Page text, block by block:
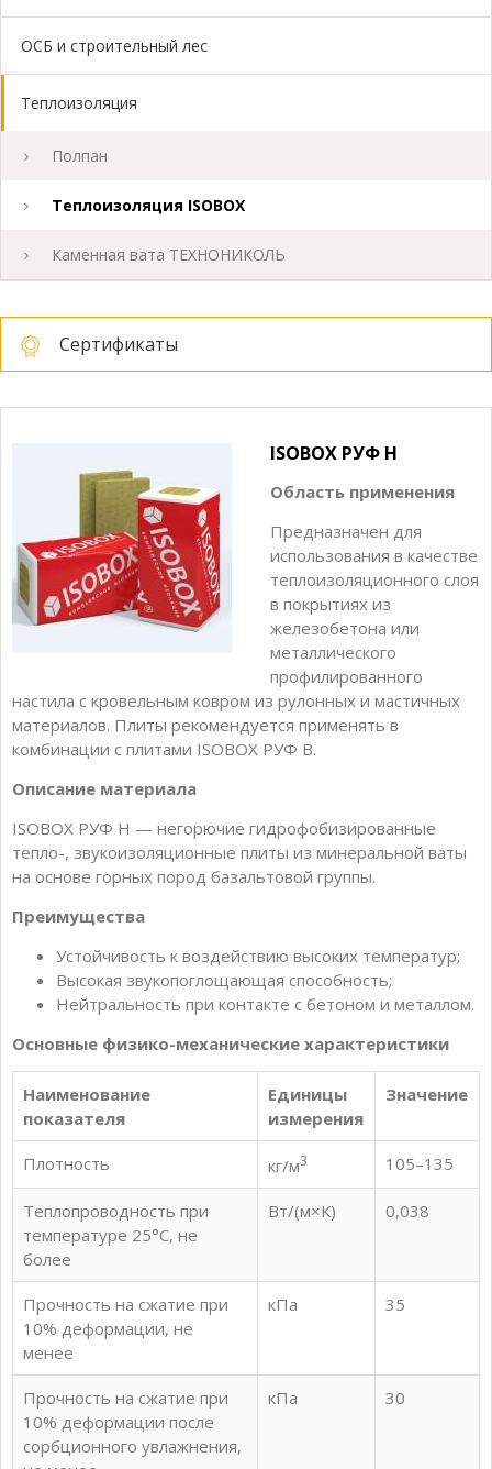
ОСБ и строительный лес
Теплоизоляция
Полпан
Теплоизоляция ISOBOX
Каменная вата ТЕХНОНИКОЛЬ
Сертификаты
ISOBOX РУФ Н
Область применения
Предназначен для
использования в качестве
теплоизоляционного слоя
в покрытиях из
железобетона или
металлического
профилированного
настила с кровельным ковром из рулонных и мастичных
материалов. Плиты рекомендуется применять в
комбинации с плитами ISOBOX РУФ В.
Описание материала
ISOBOX РУФ Н — негорючие гидрофобизированные
тепло-, звукоизоляционные плиты из минеральной ваты
на основе горных пород базальтовой группы.
Преимущества
Устойчивость к воздействию высоких температур;
Высокая звукопоглощающая способность;
Нейтральность при контакте с бетоном и металлом.
Основные физико-механические характеристики
Наименование
показателя
Единицы
измерения
Значение
Плотность кг/м3 105–135
Теплопроводность при
температуре 25°С, не
более
Вт/(м×К) 0,038
Прочность на сжатие при
10% деформации, не
менее
кПа 35
Прочность на сжатие при
10% деформации после
сорбционного увлажнения,
кПа 30